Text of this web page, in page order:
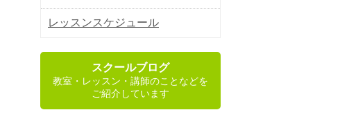
レッスンスケジュール
スクールブログ
教室・レッスン・講師のことなどを
ご紹介しています